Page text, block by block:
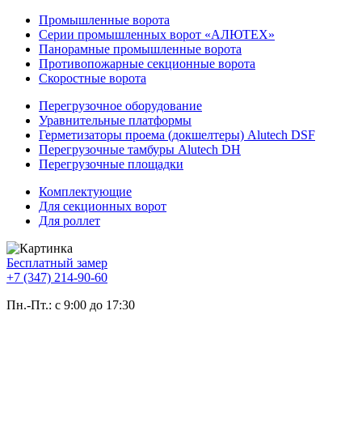
Промышленные ворота
Серии промышленных ворот «АЛЮТЕХ»
Панорамные промышленные ворота
Противопожарные секционные ворота
Скоростные ворота
Перегрузочное оборудование
Уравнительные платформы
Герметизаторы проема (докшелтеры) Alutech DSF
Перегрузочные тамбуры Alutech DH
Перегрузочные площадки
Комплектующие
Для секционных ворот
Для роллет
Бесплатный замер
+7 (347) 214-90-60
Пн.-Пт.: с 9:00 до 17:30